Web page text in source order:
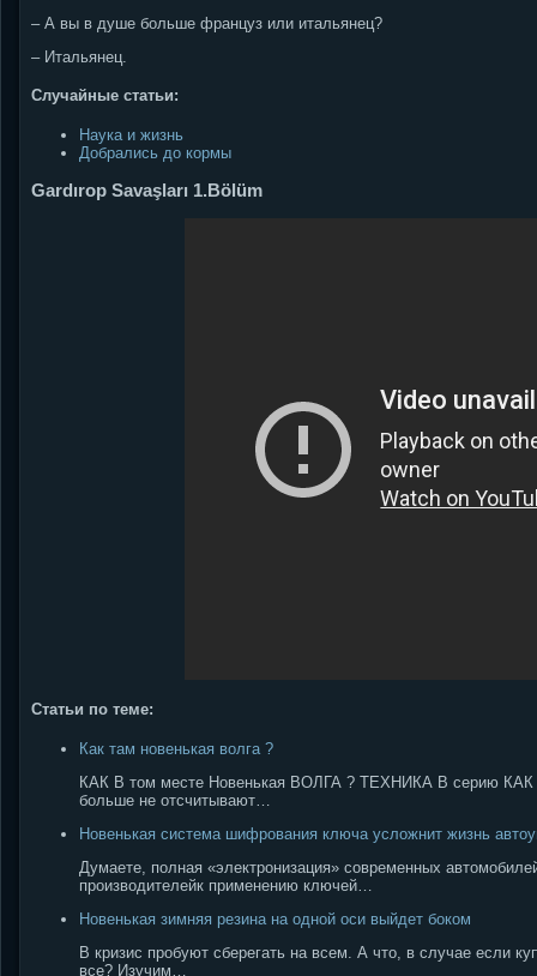
– А вы в душе больше француз или итальянец?
– Итальянец.
Случайные статьи:
Наука и жизнь
Добрались до кормы
Gardırop Savaşları 1.Bölüm
Статьи по теме:
Как там новенькая волга ?
КАК В том месте Новенькая ВОЛГА ? ТЕХНИКА В серию КАК
больше не отсчитывают…
Новенькая система шифрования ключа усложнит жизнь
Думаете, полная «электронизация» современных
производителейк применению ключей…
Новенькая зимняя резина на одной оси выйдет боком
В кризис пробуют сберегать на всем. А что, в случае если
все? Изучим…